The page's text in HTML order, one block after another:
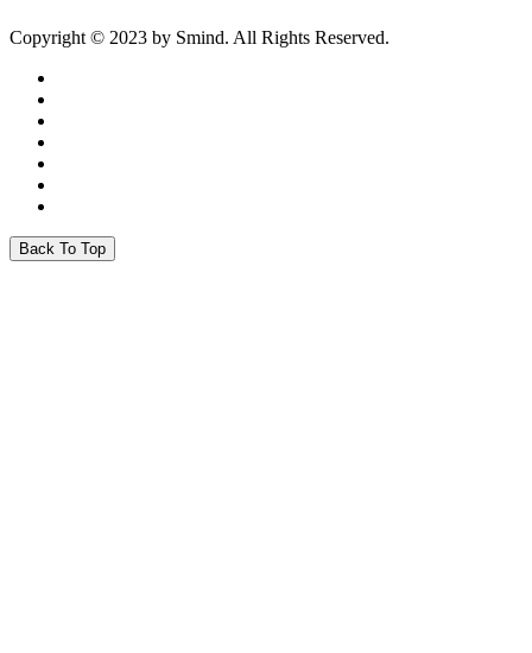
Copyright © 2023 by Smind. All Rights Reserved.
Back To Top